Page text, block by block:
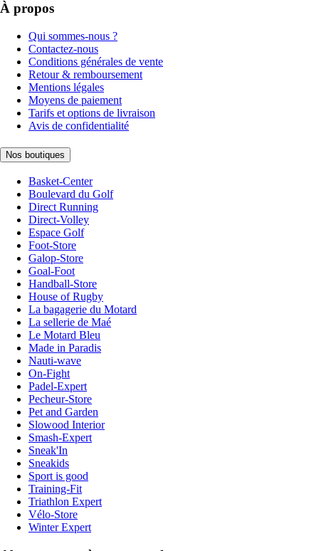
À propos
Qui sommes-nous ?
Contactez-nous
Conditions générales de vente
Retour & remboursement
Mentions légales
Moyens de paiement
Tarifs et options de livraison
Avis de confidentialité
Nos boutiques
Basket-Center
Boulevard du Golf
Direct Running
Direct-Volley
Espace Golf
Foot-Store
Galop-Store
Goal-Foot
Handball-Store
House of Rugby
La bagagerie du Motard
La sellerie de Maé
Le Motard Bleu
Made in Paradis
Nauti-wave
On-Fight
Padel-Expert
Pecheur-Store
Pet and Garden
Slowood Interior
Smash-Expert
Sneak'In
Sneakids
Sport is good
Training-Fit
Triathlon Expert
Vélo-Store
Winter Expert